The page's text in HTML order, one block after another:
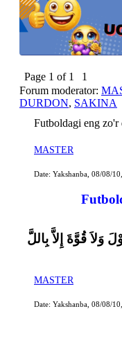
Page 1 of 1 1
Forum moderator:
DURDON, SAKINA
Futboldagi eng zo'r
MASTER
Date: Yakshanba, 08/08/
وَلاَ قُوَّةَ إِلاَّ بِاللَّ
MASTER
Date: Yakshanba, 08/08/